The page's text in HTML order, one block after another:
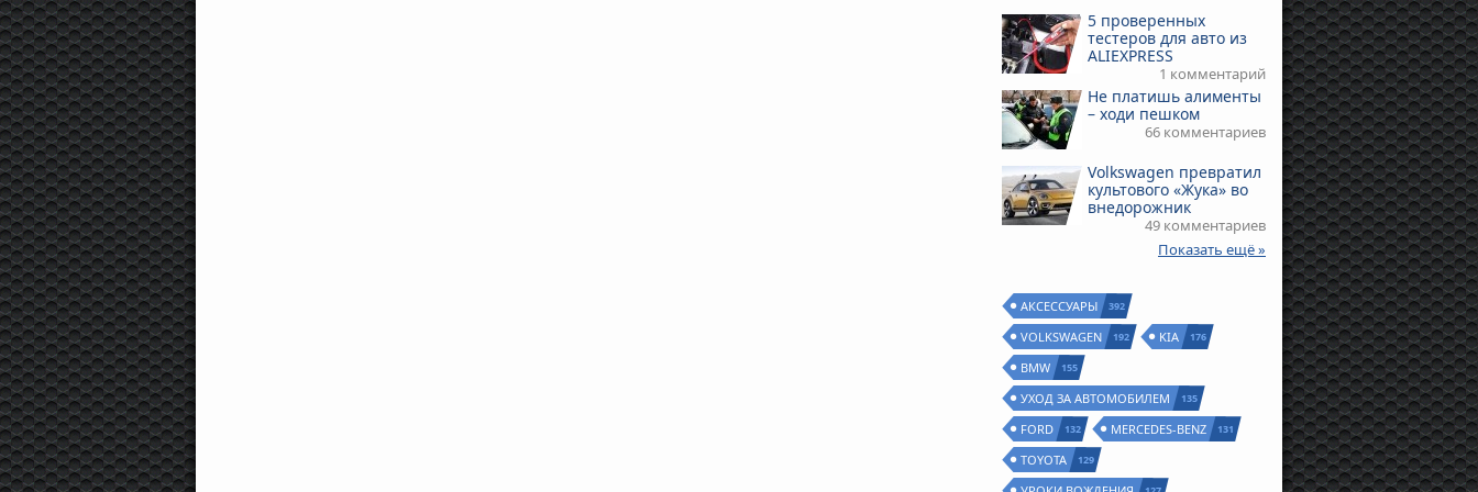
5 проверенных
тестеров для авто из
ALIEXPRESS
1 комментарий
Не платишь алименты
– ходи пешком
66 комментариев
Volkswagen превратил
культового «Жука» во
внедорожник
49 комментариев
Показать ещё »
АКСЕССУАРЫ 392
VOLKSWAGEN 192 KIA 176
BMW 155
УХОД ЗА АВТОМОБИЛЕМ 135
FORD 132 MERCEDES-BENZ 131
TOYOTA 129